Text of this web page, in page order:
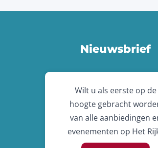
Nieuwsbrief
Wilt u als eerste op de
hoogte gebracht
van alle aanbiedingen
evenementen op Het